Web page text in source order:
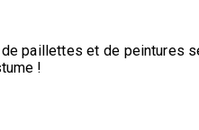
paillettes et de peintures
!